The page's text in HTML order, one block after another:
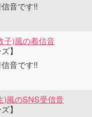
音です!!
子)風の着信音
】
音です!!
)風のSNS受信音
】